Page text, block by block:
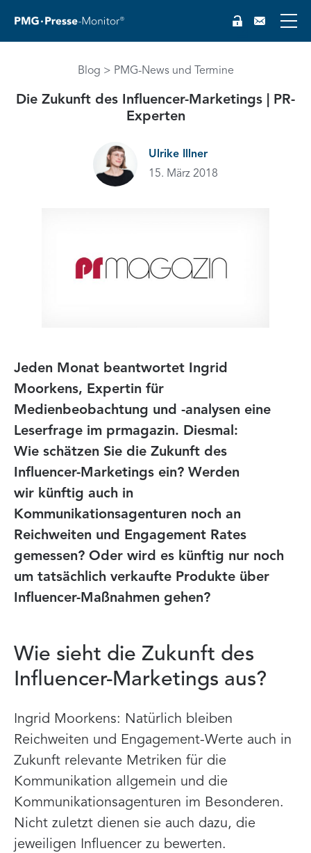
Blog PMG-News und Termine
Die Zukunft des Influencer-Marketings | PR-
Experten
Ulrike Illner
15. März 2018
Jeden Monat beantwortet Ingrid
Moorkens, Expertin für
Medienbeobachtung und -analysen eine
Leserfrage im prmagazin. Diesmal:
Wie schätzen Sie die Zukunft des
Influencer-Marketings ein? Werden
wir künftig auch in
Kommunikationsagenturen noch an
Reichweiten und Engagement Rates
gemessen? Oder wird es künftig nur noch
um tatsächlich verkaufte Produkte über
Influencer-Maßnahmen gehen?
Wie sieht die Zukunft des
Influencer-Marketings aus?
Ingrid Moorkens: Natürlich bleiben
Reichweiten und Engagement-Werte auch in
Zukunft relevante Metriken für die
Kommunikation allgemein und die
Kommunikationsagenturen im Besonderen.
Nicht zuletzt dienen sie auch dazu, die
jeweiligen Influencer zu bewerten.